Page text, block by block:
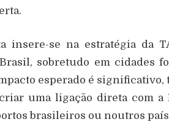
insere-se na estratégia da
sobretudo em cidades
esperado é
uma ligação direta com a
brasileiros ou noutros